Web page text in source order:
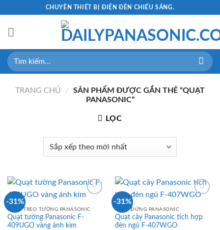
content
CHUYÊN THIẾT BỊ ĐIỆN ĐÈN CHIẾU SÁNG.
Tìm
kiếm:
TRANG CHỦ /
SẢN PHẨM ĐƯỢC GẮN THẺ “QUẠT
PANASONIC”
LỌC
-31%
QUẠT TREO TƯỜNG PANASONIC
Quạt tường Panasonic F-
409UGO vàng ánh kim
-31%
QUẠT ĐỨNG PANASONIC
Quạt cây Panasonic tích hợp
đèn ngủ F-407WGO